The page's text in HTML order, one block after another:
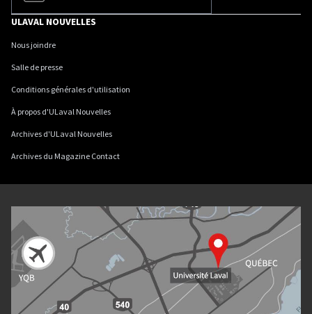
ULAVAL NOUVELLES
Nous joindre
Salle de presse
Conditions générales d'utilisation
À propos d'ULaval Nouvelles
Archives d'ULaval Nouvelles
Archives du Magazine Contact